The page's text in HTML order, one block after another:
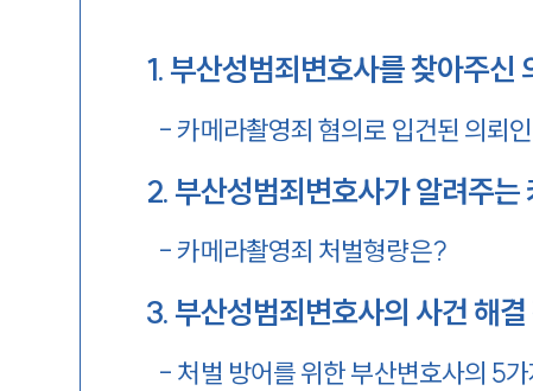
1. 부산성범죄변호사를 찾아주신
- 카메라촬영죄 혐의로 입건된 의뢰인
2. 부산성범죄변호사가 알려주는
- 카메라촬영죄 처벌형량은?
3. 부산성범죄변호사의 사건 해
- 처벌 방어를 위한 부산변호사의 5